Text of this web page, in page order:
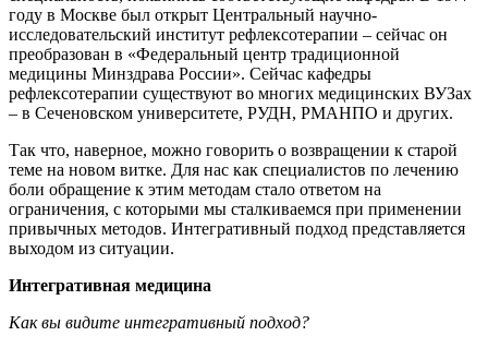
году в Москве был открыт Центральный научно-
исследовательский институт рефлексотерапии – сейчас он
преобразован в «Федеральный центр традиционной
медицины Минздрава России». Сейчас кафедры
рефлексотерапии существуют во многих медицинских ВУЗах
– в Сеченовском университете, РУДН, РМАНПО и других.
Так что, наверное, можно говорить о возвращении к старой
теме на новом витке. Для нас как специалистов по лечению
боли обращение к этим методам стало ответом на
ограничения, с которыми мы сталкиваемся при применении
привычных методов. Интегративный подход представляется
выходом из ситуации.
Интегративная медицина
Как вы видите интегративный подход?